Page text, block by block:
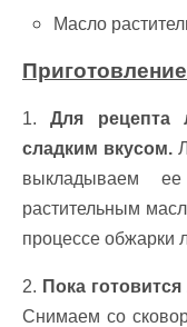
Масло
1.Для рецепта
сладким вкусом.
выкладываем
растительным
процессе обжарки
2. Пока
Снимаем со